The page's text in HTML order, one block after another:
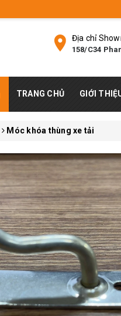
Địa chỉ
158/C34
TRANG CHỦ GIỚI
Móc khóa thùng xe tải